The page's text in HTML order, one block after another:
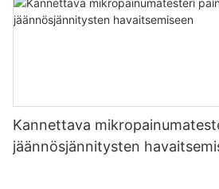
Kannettava
jäännösjännitysten